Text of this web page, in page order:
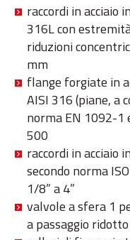
raccordi in acciaio
316L con
riduzioni
mm
flange forgiate in
AISI 316 (piane, a
norma EN 1092-1
500
raccordi in
secondo norma
1/8” a 4”
valvole a sfera 1
a passaggio